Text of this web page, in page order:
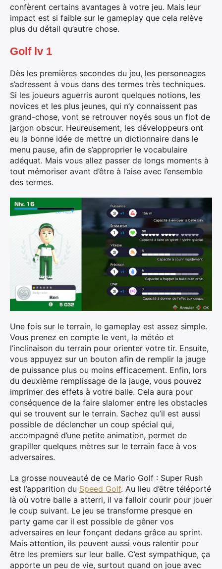
confèrent certains avantages à votre jeu. Mais leur
impact est si faible sur le gameplay que cela relève
plus du détail qu’autre chose.
Golf lv 1
Dès les premières secondes du jeu, les personnages
s’adressent à vous dans des termes très techniques.
Si les joueurs aguerris auront quelques notions, les
novices et les plus jeunes, qui n’y connaissent pas
grand-chose, vont se retrouver noyés sous un flot de
jargon obscur. Heureusement, les développeurs ont
eu la bonne idée de mettre un dictionnaire dans le
menu pause, afin de s’approprier le vocabulaire
adéquat. Mais vous allez passer de longs moments à
tout mémoriser avant d’être à l’aise avec l’ensemble
des termes.
Une fois sur le terrain, le gameplay est assez simple.
Vous prenez en compte le vent, la météo et
l’inclinaison du terrain pour orienter votre tir. Ensuite,
vous appuyez sur un bouton afin de remplir la jauge
de puissance plus ou moins efficacement. Enfin, lors
du deuxième remplissage de la jauge, vous pouvez
imprimer des effets à votre balle. Cela aura pour
conséquence de la faire slalomer entre les obstacles
qui se trouvent sur le terrain. Sachez qu’il est aussi
possible de déclencher un coup spécial qui,
accompagné d’une petite animation, permet de
grapiller quelques mètres sur le terrain face à vos
adversaires.
La grosse nouveauté de ce Mario Golf : Super Rush
est l’apparition du Speed Golf. Au lieu d’être téléporté
là où votre balle a atterri, il va falloir courir pour jouer
le coup suivant. Le jeu se transforme presque en
party game car il est possible de gêner vos
adversaires en leur fonçant dedans grâce au sprint.
Mais attention, ils peuvent aussi vous ralentir pour
être les premiers sur leur balle. C’est sympathique, ça
apporte un peu de vie, surtout quand on joue avec